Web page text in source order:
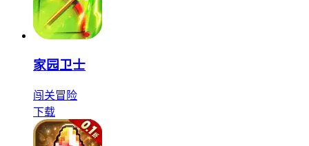
家园卫士
闯关冒险
下载